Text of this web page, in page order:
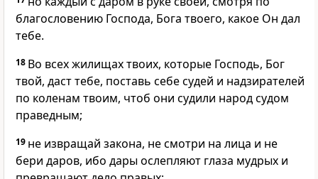
благословению Господа, Бога твоего, какое Он дал
тебе.
18 Во всех жилищах твоих, которые Господь, Бог
твой, даст тебе, поставь себе судей и надзирателей
по коленам твоим, чтоб они судили народ судом
праведным;
19 не извращай закона, не смотри на лица и не
бери даров, ибо дары ослепляют глаза мудрых и